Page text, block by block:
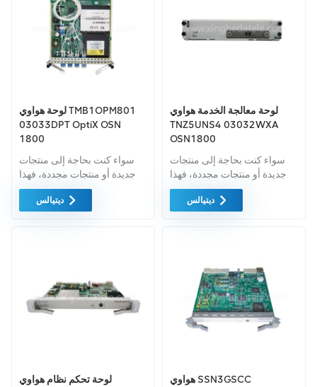
لوحة هواوي TMB1OPM801
03033DPT OptiX OSN
1800
سواء كنت بحاجة إلى منتجات
جديدة أو منتجات مجددة، فهذا
أمر شامل الضمان كمعيار. نحن
فقط نشتري معدات السوق
توفير كل هذه بأفضل الأسعار
ديتيالس
لوحة معالجة الخدمة هواوي
TNZ5UNS4 03032WXA
OSN1800
سواء كنت بحاجة إلى منتجات
جديدة أو منتجات مجددة، فهذا
أمر شامل الضمان كمعيار. نحن
فقط نشتري معدات السوق
توفير كل هذه بأفضل الأسعار
ديتيالس
لوحة تحكم نظام هواوي
هواوي SSN3GSCC